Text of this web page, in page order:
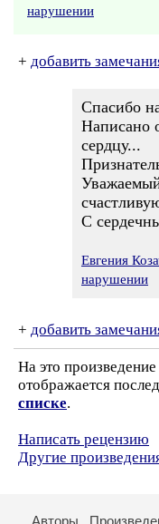
нарушении
+ добавить
Спасибо
Написано
сердцу...
С
Евгения
нарушении
+ добавить
На это
отображается
списке.
Написать рецензию
Другие
Авторы